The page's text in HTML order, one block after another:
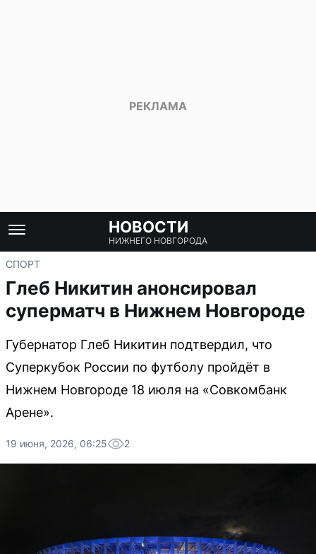
НОВОСТИ
НИЖНЕГО НОВГОРОДА
СПОРТ
Глеб Никитин анонсировал
суперматч в Нижнем Новгороде
Губернатор Глеб Никитин подтвердил, что
Суперкубок России по футболу пройдёт в
Нижнем Новгороде 18 июля на «Совкомбанк
Арене».
19 июня, 2026, 06:25 2